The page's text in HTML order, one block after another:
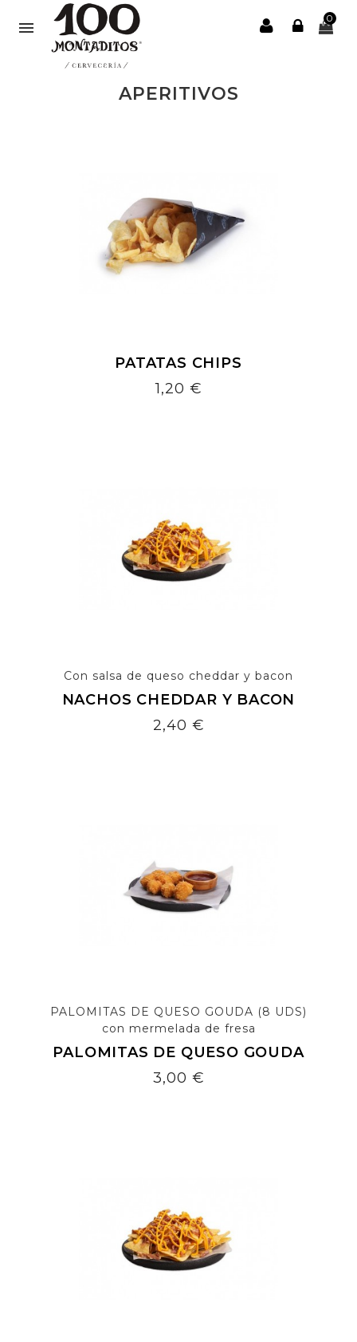

0
APERITIVOS
PATATAS CHIPS
Precio
1,20 €
Con salsa de queso cheddar y bacon
NACHOS CHEDDAR Y BACON
Precio
2,40 €
PALOMITAS DE QUESO GOUDA (8 UDS)
con mermelada de fresa
PALOMITAS DE QUESO GOUDA
Precio
3,00 €